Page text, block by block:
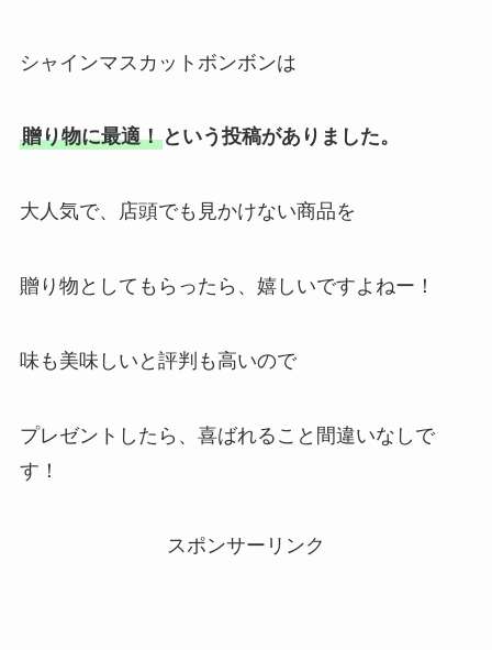
シャインマスカットボンボンは
贈り物に最適！という投稿がありました。
大人気で、店頭でも見かけない商品を
贈り物としてもらったら、嬉しいですよねー！
味も美味しいと評判も高いので
プレゼントしたら、喜ばれること間違いなしで
す！
スポンサーリンク